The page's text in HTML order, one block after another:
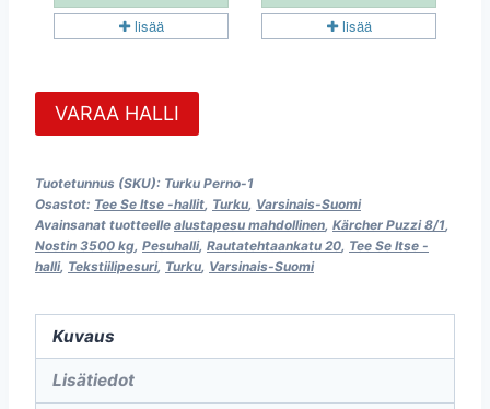
VARAA HALLI
Tuotetunnus (SKU): Turku Perno-1
Osastot: Tee Se Itse -hallit, Turku, Varsinais-Suomi
Avainsanat tuotteelle alustapesu mahdollinen, Kärcher Puzzi 8/1,
Nostin 3500 kg, Pesuhalli, Rautatehtaankatu 20, Tee Se Itse -
halli, Tekstiilipesuri, Turku, Varsinais-Suomi
Kuvaus
Lisätiedot